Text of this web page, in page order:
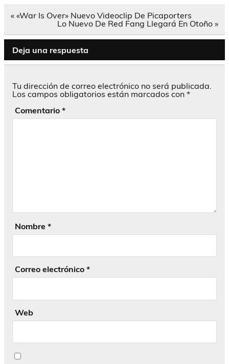
Navegación
« «War Is Over» Nuevo Videoclip De Picaporters
Lo Nuevo De Red Fang Llegará En Otoño »
Deja una respuesta
Tu dirección de correo electrónico no será publicada.
Los campos obligatorios están marcados con *
Comentario *
Nombre *
Correo electrónico *
Web